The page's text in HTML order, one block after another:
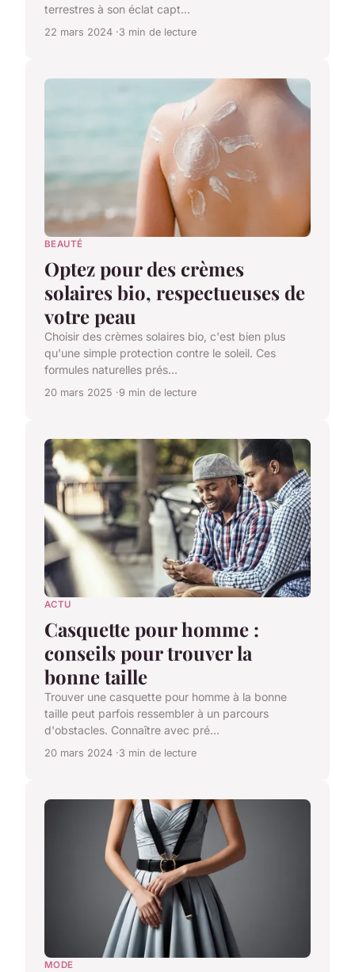
terrestres à son éclat capt...
22 mars 2024 3 min de lecture
BEAUTÉ
Optez pour des crèmes
solaires bio, respectueuses de
votre peau
Choisir des crèmes solaires bio, c'est bien plus
qu'une simple protection contre le soleil. Ces
formules naturelles prés...
20 mars 2025 9 min de lecture
ACTU
Casquette pour homme :
conseils pour trouver la
bonne taille
Trouver une casquette pour homme à la bonne
taille peut parfois ressembler à un parcours
d'obstacles. Connaître avec pré...
20 mars 2024 3 min de lecture
MODE